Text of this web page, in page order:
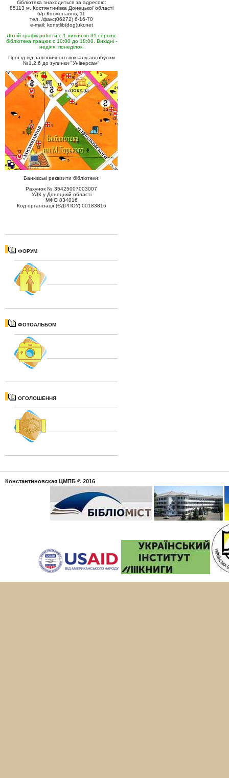
бібліотека знаходиться за адресою:
85113 м. Костянтинівка Донецької області
б/р Космонавтів, 11
тел. /факс(06272) 6-16-70
e-mail: konstlib(dog)ukr.net
Літній графік роботи с 1 липня по 31 серпня:
бібліотека працює с 10:00 до 18:00. Вихідні -
неділя, понеділок.
Проїзд від залізничного вокзалу автобусом
№1,2,6 до зупинки "Універсам"
Банківські реквізити бібліотеки:
Рахунок № 35425007003007
УДК у Донецькій області
МФО 834016
Код організації (ЄДРПОУ) 00183816
ФОРУМ
ФОТОАЛЬБОМ
ОГОЛОШЕННЯ
Константиновская ЦМПБ © 2016